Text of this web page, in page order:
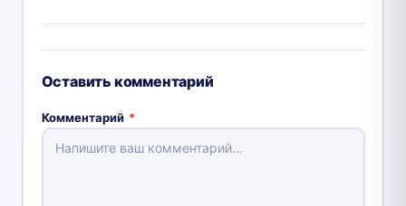
Оставить комментарий
Комментарий *